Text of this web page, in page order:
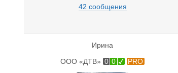
42 сообщения
Ирина
ООО «ДТВ» 0 0 PRO